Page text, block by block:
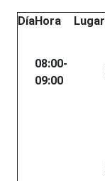
DíaHora Lugar
08:00-
09:00